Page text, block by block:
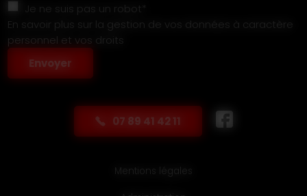
Je ne suis pas un robot*
En savoir plus sur la gestion de vos données à caractère
personnel et vos droits
Envoyer
07 89 41 42 11
Mentions légales